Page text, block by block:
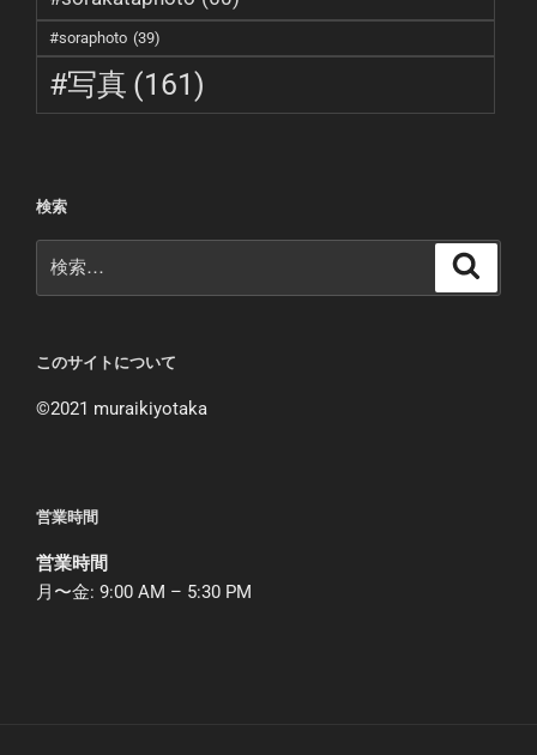
#soraphoto (39)
#写真 (161)
検索
索:
このサイトについて
©︎2021 muraikiyotaka
営業時間
営業時間
月〜金: 9:00 AM – 5:30 PM